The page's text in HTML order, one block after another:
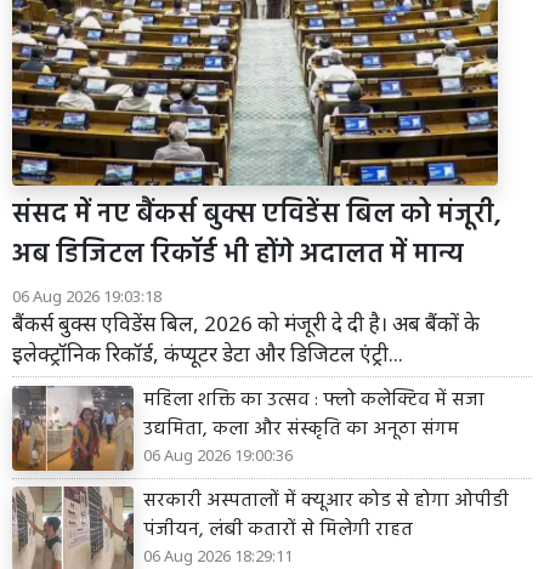
संसद में नए बैंकर्स बुक्स एविडेंस बिल को मंजूरी,
अब डिजिटल रिकॉर्ड भी होंगे अदालत में मान्य
06 Aug 2026 19:03:18
बैंकर्स बुक्स एविडेंस बिल, 2026 को मंजूरी दे दी है। अब बैंकों के
इलेक्ट्रॉनिक रिकॉर्ड, कंप्यूटर डेटा और डिजिटल एंट्री...
महिला शक्ति का उत्सव : फ्लो कलेक्टिव में सजा
उद्यमिता, कला और संस्कृति का अनूठा संगम
06 Aug 2026 19:00:36
सरकारी अस्पतालों में क्यूआर कोड से होगा ओपीडी
पंजीयन, लंबी कतारों से मिलेगी राहत
06 Aug 2026 18:29:11